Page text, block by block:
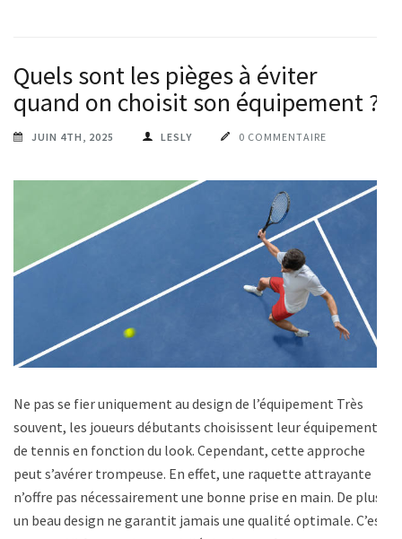
Quels sont les pièges à éviter
quand on choisit son équipement ?
JUIN 4TH, 2025 LESLY 0 COMMENTAIRE
Ne pas se fier uniquement au design de l’équipement Très
souvent, les joueurs débutants choisissent leur équipement
de tennis en fonction du look. Cependant, cette approche
peut s’avérer trompeuse. En effet, une raquette attrayante
n’offre pas nécessairement une bonne prise en main. De plus,
un beau design ne garantit jamais une qualité optimale. C’est